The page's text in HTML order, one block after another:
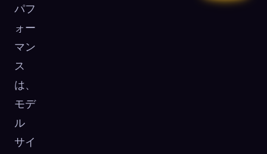
パフ
ォー
マン
ス
は、
モデ
ル
サイ